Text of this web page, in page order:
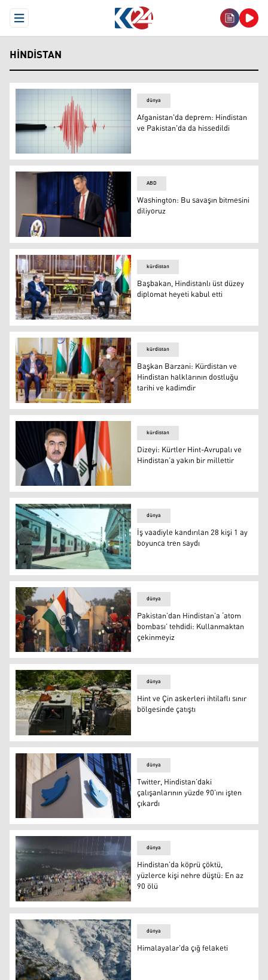
Open Menu
HINDISTAN
Afganistan'da deprem: Hindistan ve Pakistan'da da
dünya
Afganistan'da deprem: Hindistan
ve Pakistan'da da hissedildi
Washington: Bu savaşın bitmesini diliyoruz
ABD
Washington: Bu savaşın bitmesini
diliyoruz
Başbakan, Hindistanlı üst düzey diplomat heyeti kabul
kürdistan
Başbakan, Hindistanlı üst düzey
diplomat heyeti kabul etti
Başkan Barzani: Kürdistan ve Hindistan halklarının
kürdistan
Başkan Barzani: Kürdistan ve
Hindistan halklarının dostluğu
tarihi ve kadimdir
Dış İlişkiler Ofisi Sorumlusu Sefin Dizeyi
kürdistan
Dizeyi: Kürtler Hint-Avrupalı ve
Hindistan’a yakın bir millettir
İş vaadiyle kandırılan 28 kişi 1 ay boyunca tren saydı
dünya
İş vaadiyle kandırılan 28 kişi 1 ay
boyunca tren saydı
Pakistan’dan Hindistan’a ‘atom bombası’ tehdidi:
dünya
Pakistan’dan Hindistan’a ‘atom
bombası’ tehdidi: Kullanmaktan
çekinmeyiz
Hint ve Çin askerleri ihtilaflı sınır bölgesinde çatıştı
dünya
Hint ve Çin askerleri ihtilaflı sınır
bölgesinde çatıştı
Twitter, Hindistan’daki çalışanlarının yüzde 90’ını işten
dünya
Twitter, Hindistan’daki
çalışanlarının yüzde 90’ını işten
çıkardı
Hindistan’da köprü çöktü, yüzlerce kişi nehre düştü: En
dünya
Hindistan’da köprü çöktü,
yüzlerce kişi nehre düştü: En az
90 ölü
dünya
Himalayalar'da çığ felaketi